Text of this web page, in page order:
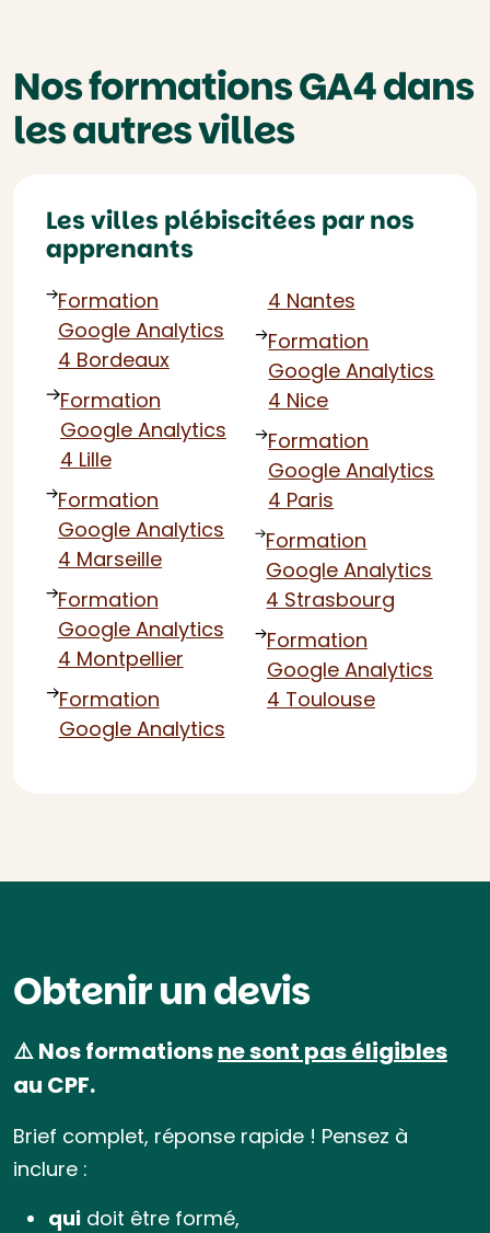
Nos formations GA4 dans
les autres villes
Les villes plébiscitées par nos
apprenants
Formation
Google Analytics
4 Bordeaux
Formation
Google Analytics
4 Lille
Formation
Google Analytics
4 Marseille
Formation
Google Analytics
4 Montpellier
Formation
Google Analytics
4 Nantes
Formation
Google Analytics
4 Nice
Formation
Google Analytics
4 Paris
Formation
Google Analytics
4 Strasbourg
Formation
Google Analytics
4 Toulouse
Obtenir un devis
⚠️ Nos formationsne sont pas éligibles
au CPF.
Brief complet, réponse rapide ! Pensez à
inclure :
qui doit être formé,